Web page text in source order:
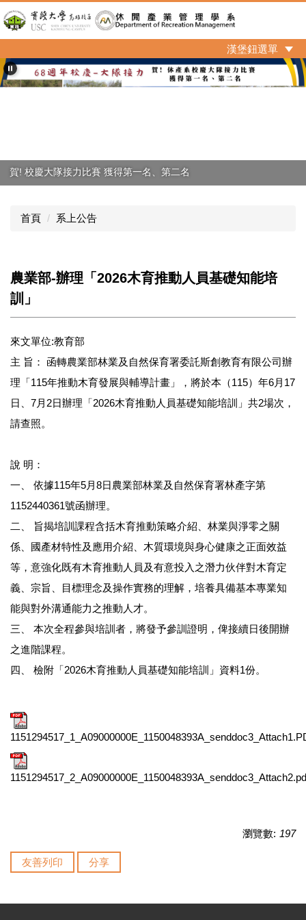
跳
到
主
內
容
漢堡鈕選單
賀! 校慶大隊接力比賽 獲得第一名、第二名
首頁 系上公告
農業部-辦理「2026木育推動人員基礎知能培
訓」
來文單位:教育部
主 旨： 函轉農業部林業及自然保育署委託斯創教育有限公司辦
理「115年推動木育發展與輔導計畫」，將於本（115）年6月17
日、7月2日辦理「2026木育推動人員基礎知能培訓」共2場次，
請查照。
說 明：
一、 依據115年5月8日農業部林業及自然保育署林產字第
1152440361號函辦理。
二、 旨揭培訓課程含括木育推動策略介紹、林業與淨零之關
係、國產材特性及應用介紹、木質環境與身心健康之正面效益
等，意強化既有木育推動人員及有意投入之潛力伙伴對木育定
義、宗旨、目標理念及操作實務的理解，培養具備基本專業知
能與對外溝通能力之推動人才。
三、 本次全程參與培訓者，將發予參訓證明，俾接續日後開辦
之進階課程。
四、 檢附「2026木育推動人員基礎知能培訓」資料1份。
瀏覽數: 197
友善列印 分享